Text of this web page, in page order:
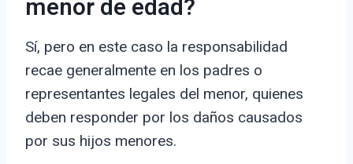
menor de edad?
Sí, pero en este caso la responsabilidad
recae generalmente en los padres o
representantes legales del menor, quienes
deben responder por los daños causados
por sus hijos menores.